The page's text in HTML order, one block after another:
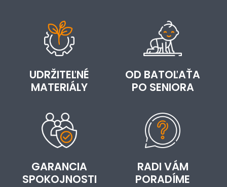
UDRŽITEĽNÉ
MATERIÁLY
OD BATOĽAŤA
PO SENIORA
GARANCIA
SPOKOJNOSTI
RADI VÁM
PORADÍME